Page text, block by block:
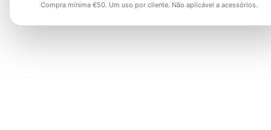
Compra mínima €50. Um uso por cliente. Não aplicável a acessórios.